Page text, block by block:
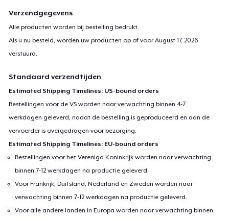
Verzendgegevens
Alle producten worden bij bestelling bedrukt.
Als u nu besteld, worden uw producten op of voorAugust 17, 2026
verstuurd.
Standaard verzendtijden
Estimated Shipping Timelines: US-bound orders
Bestellingen voor de VS worden naar verwachting binnen 4-7
werkdagen geleverd, nadat de bestelling is geproduceerd en aan de
vervoerder is overgedragen voor bezorging.
Estimated Shipping Timelines: EU-bound orders
Bestellingen voor het Verenigd Koninkrijk worden naar verwachting
binnen 7-12 werkdagen na productie geleverd.
Voor Frankrijk, Duitsland, Nederland en Zweden worden naar
verwachting binnen 7-12 werkdagen na productie geleverd.
Voor alle andere landen in Europa worden naar verwachting binnen